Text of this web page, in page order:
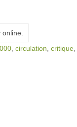
circulation critique